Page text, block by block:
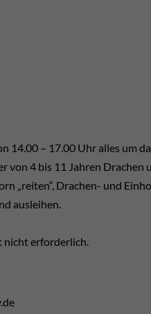
14.00 – 17.00 Uhr alles um
von 4 bis 11 Jahren
„reiten“, Drachen- und
ausleihen.
nicht erforderlich.